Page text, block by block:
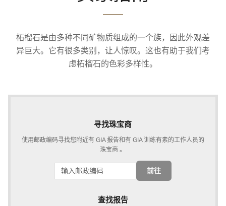
柘榴石是由多种不同矿物质组成的一个族，因此外观差
异巨大。它有很多类别，让人惊叹。这也有助于我们考
虑柘榴石的色彩多样性。
寻找珠宝商
使用邮政编码寻找您附近有 GIA 报告和有 GIA 训练有素的工作人员的
珠宝商 。
前往
查找报告